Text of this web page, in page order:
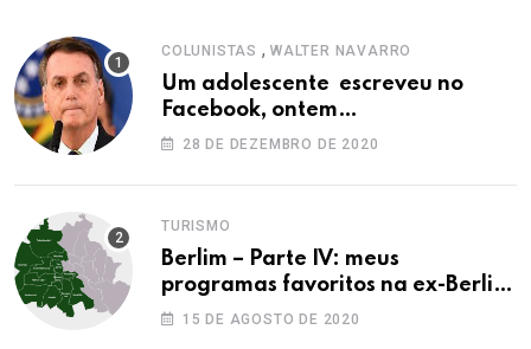
COLUNISTAS , WALTER NAVARRO
Um adolescente escreveu no
Facebook, ontem…
28 DE DEZEMBRO DE 2020
TURISMO
Berlim – Parte IV: meus
programas favoritos na ex-Berlim
Ocidental
15 DE AGOSTO DE 2020